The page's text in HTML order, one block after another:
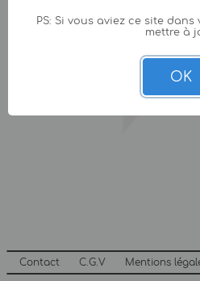
Contact C.G.V Mentions
PS: Si vous aviez ce site
mettre à
OK